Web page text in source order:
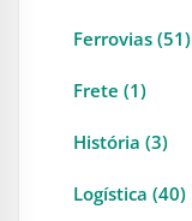
Ferrovias (51)
Frete (1)
História (3)
Logística (40)